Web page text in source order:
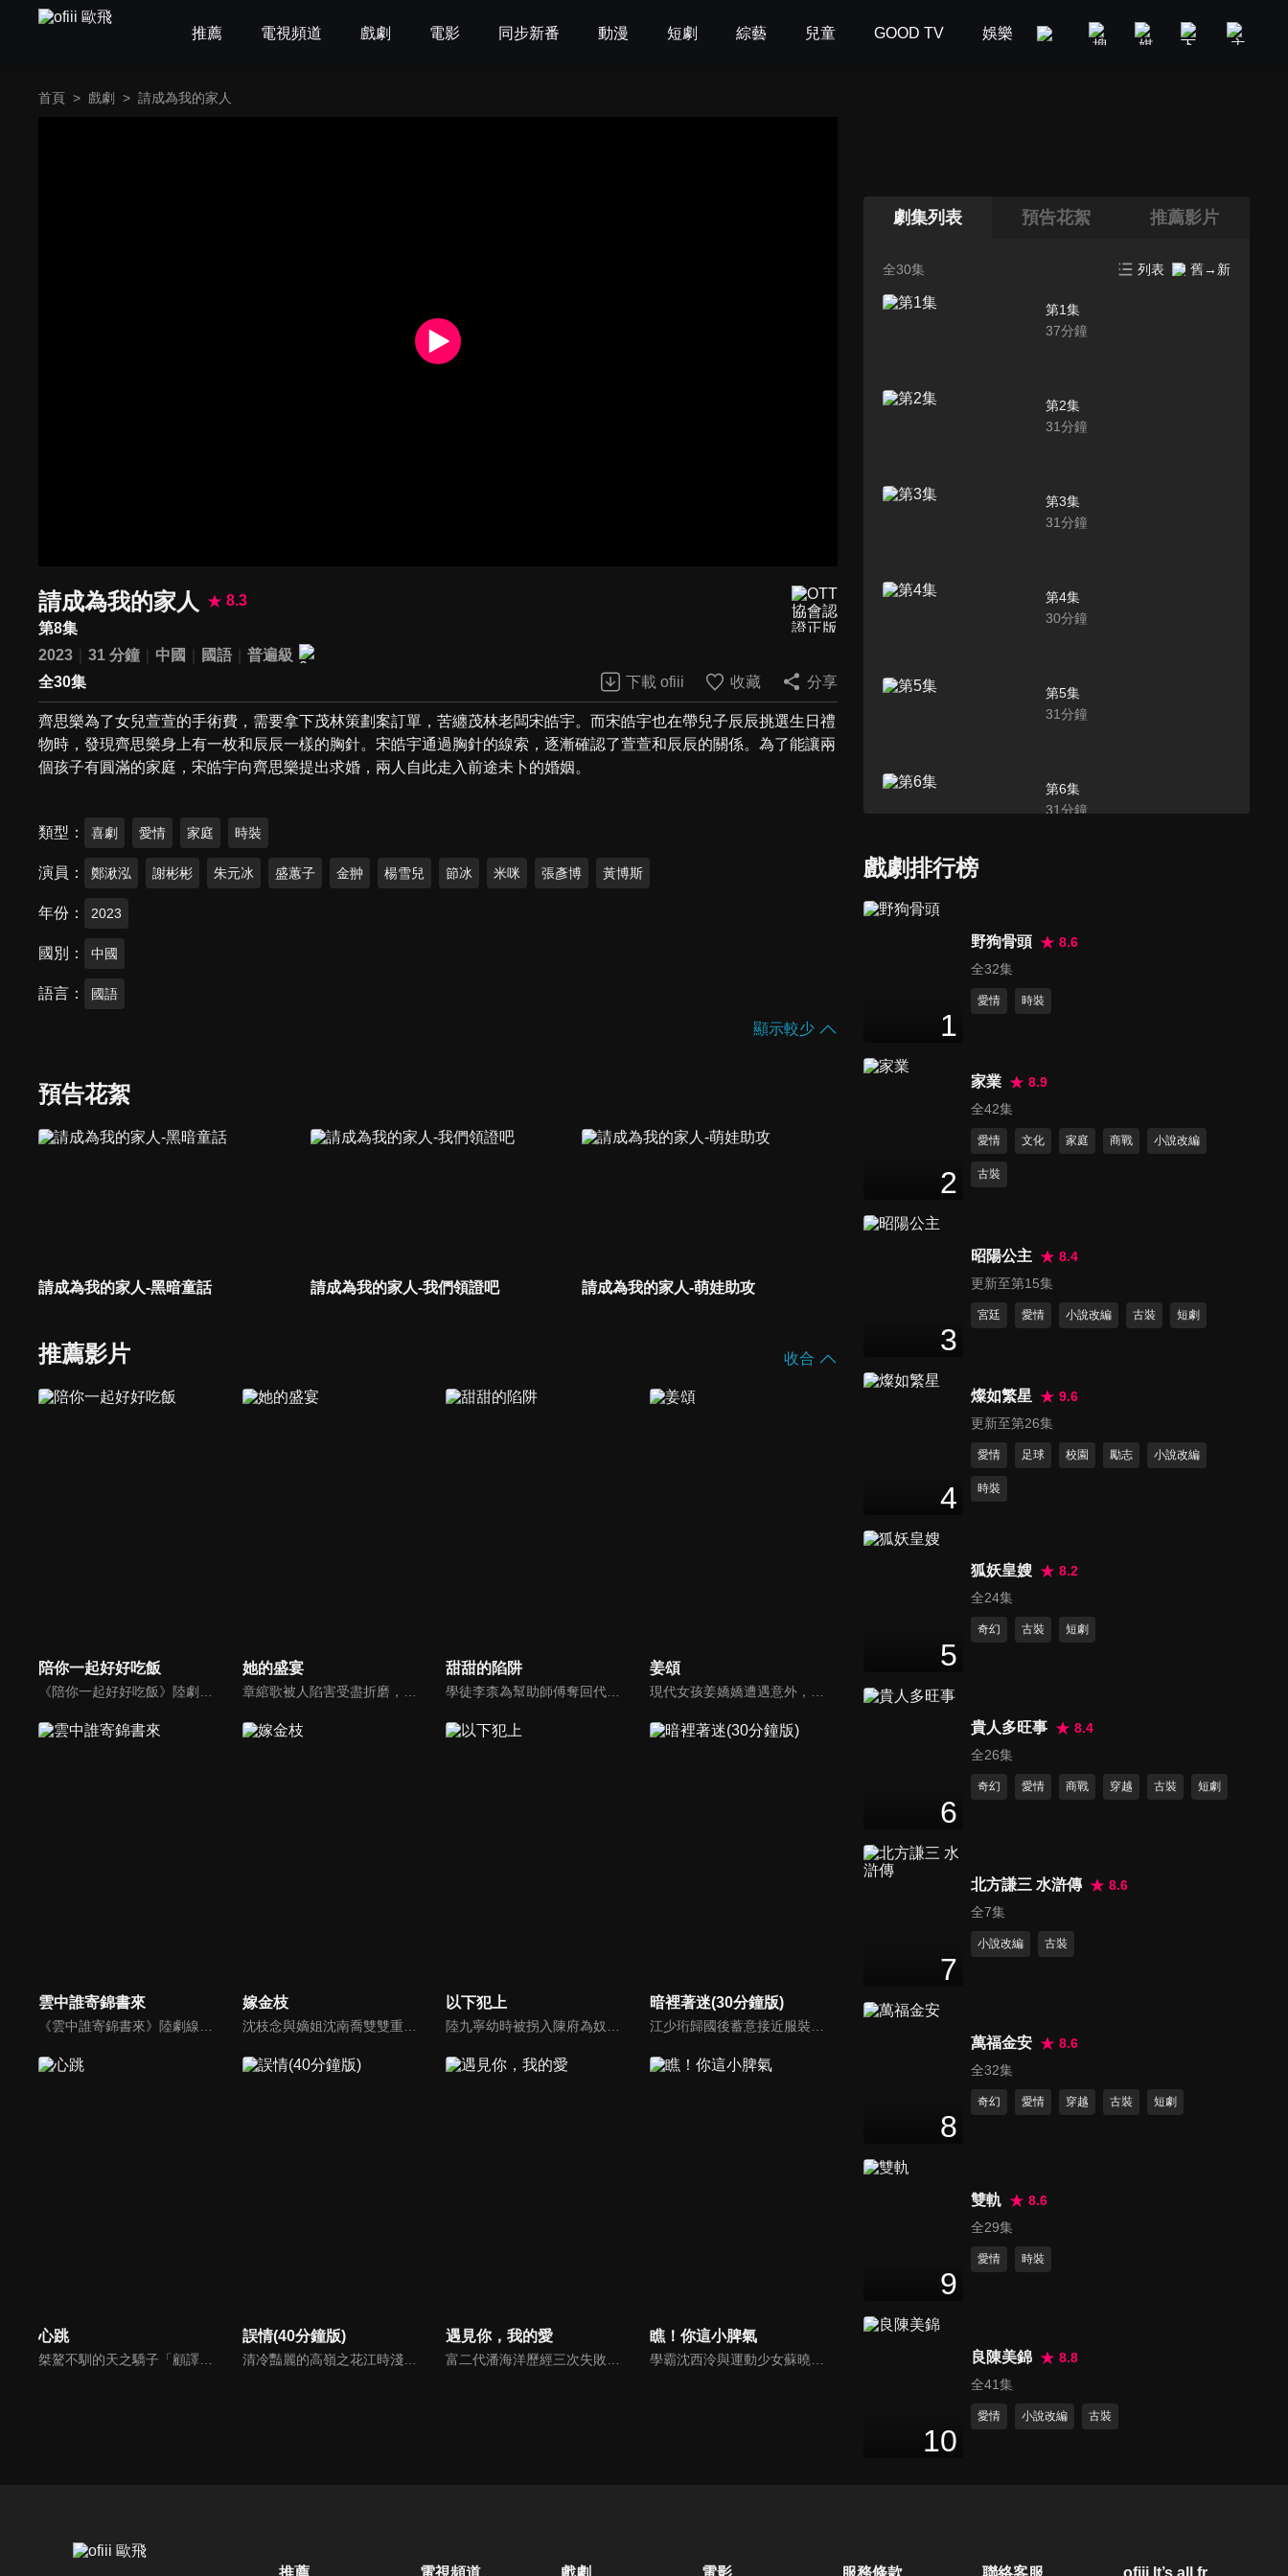
推薦 電視頻道 戲劇 電影 同步新番 動漫 短劇 綜藝 兒童 GOOD TV 娛樂 美食旅遊 新聞政論
首頁 > 戲劇 > 請成為我的家人
請成為我的家人
8.3
第8集
2023
31 分鐘 中國 國語
普遍級
全30集
下載 ofiii 收藏 分享
齊思樂為了女兒萱萱的手術費，需要拿下茂林策劃案訂單，苦纏茂林老闆宋皓宇。而宋皓宇也在帶兒子辰辰挑選生日禮
物時，發現齊思樂身上有一枚和辰辰一樣的胸針。宋皓宇通過胸針的線索，逐漸確認了萱萱和辰辰的關係。為了能讓兩
個孩子有圓滿的家庭，宋皓宇向齊思樂提出求婚，兩人自此走入前途未卜的婚姻。
類型 喜劇 愛情 家庭 時裝
演員 鄭湫泓 謝彬彬 朱元冰 盛蕙子 金翀 楊雪兒 節冰 米咪 張彥博 黃博斯
年份 2023
國別 中國
語言 國語
顯示較少
預告花絮
請成為我的家人-黑暗童話 請成為我的家人-我們領證吧 請成為我的家人-萌娃助攻
推薦影片 收合
陪你一起好好吃飯
《陪你一起好好吃飯》陸劇線上看。不會做飯連廚房都沒有的餘昊（高瀚宇），為了自己創建的美食平台，用替身拍攝，得罪了節目組。蘇可嵐（鄭湫泓）臨危受命成為公關總監，接手公關工作應對危機，成了餘昊的廚藝老師。她帶他進入了廚房，也慢慢開始進入他的心。
她的盛宴
章綰歌被人陷害受盡折磨，死後意外回到三年前，章綰歌帶著前世記憶歸來，接近警局隊長陸野來探尋真相，同時陸野的夢境在不斷給她指引線索，當夢中的迷霧被撥開，陸野甘願手握真相深陷其中。當夢中子彈穿過兩顆心臟，一顆停在過去，一顆卻跳向未來……
甜甜的陷阱
學徒李柰為幫助師傅奪回代表榮譽的五星菜刀，「臥底敵營」，只為有朝一日打敗「名廚殺手」姜芥，卻跌入姜芥設計的「陷阱」。該劇以中華傳統美食為背景，廚藝界小白與廚藝界「奪刀殺手」開啟了一場鬥智鬥勇，相生相剋的「甜鬥」之路。
姜頌
現代女孩姜嬌嬌遭遇意外，醒來之後發現自己穿越到古言小說中，與一個剛剛葬身火海的心機女子「姜頌」長得一模一樣。姜頌雖有傾城美貌，但因手段狠毒而不得人心。姜嬌嬌決定以新的身分活出不一樣的人生。
雲中誰寄錦書來 嫁金枝
沈枝念與嫡姐沈南喬雙雙重生，沈南喬為避前世宮禍強行將枝念送入宮門，沈枝念入宮步步為營高爽反殺，以智謀引得皇帝南宮玄羽的注意，後宮前朝詭譎雲湧，她與南宮玄羽從試探到傾心，攜手共破宮廷危局！
以下犯上 暗裡著迷(30分鐘版)
心跳 誤情(40分鐘版)
清冷豔麗的高嶺之花江時淺在遭受霸淩、暴力等一系列事件後，華麗蛻變逆襲歸來，用一場精心策劃強勢開啟自己的復仇之路，最終收穫內心救贖與愛情的故事。
遇見你，我的愛 瞧！你這小脾氣
劇集列表 預告花絮 推薦影片
全30集 列表 舊→新
第1集
37分鐘
第2集
31分鐘
第3集
31分鐘
第4集
30分鐘
第5集
31分鐘
第6集
31分鐘
第9集
第11集
33
第13集
34分鐘
第18集
31
第23集
戲劇排行榜
1
野狗骨頭
8.6
全32集
愛情 時裝
2
家業
8.9
全42集
愛情 文化 家庭 商戰 小說改編
古裝
3
昭陽公主
8.4
更新至第15集
宮廷 愛情 小說改編 古裝 短劇
4
燦如繁星
9.6
更新至第26集
愛情 足球 校園 勵志 小說改編
時裝
5
狐妖皇嫂
8.2
全24集
奇幻 古裝 短劇
6
貴人多旺事
8.4
全26集
奇幻 愛情 商戰 穿越 古裝 短劇
7
北方謙三 水滸傳
8.6
全7集
小說改編 古裝
8
萬福金安
8.6
全32集
奇幻 愛情 穿越 古裝 短劇
9
雙軌
8.6
全29集
愛情 時裝
10
良陳美錦
8.8
全41集
愛情 小說改編 古裝
推薦 電視頻道 戲劇 電影 服務條款 聯絡客服